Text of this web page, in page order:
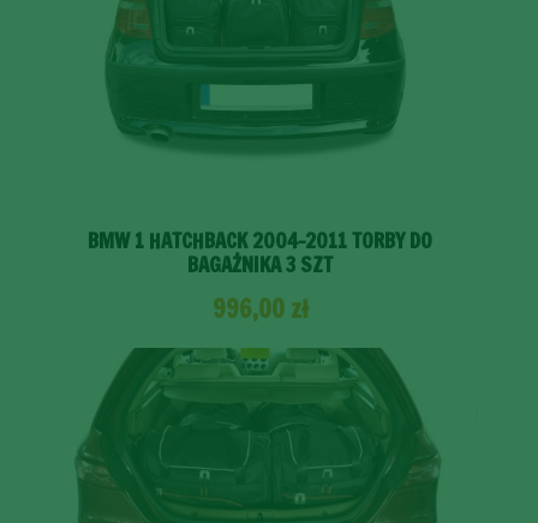
BMW 1 HATCHBACK 2004-2011 TORBY DO
BAGAŻNIKA 3 SZT
996,00 zł